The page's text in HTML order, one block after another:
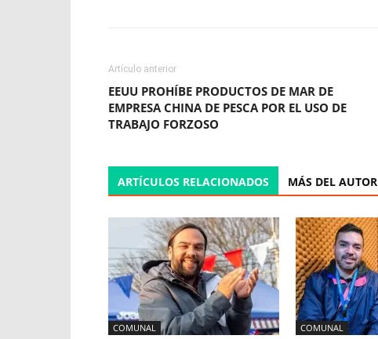
Artículo anterior
EEUU PROHÍBE PRODUCTOS DE MAR DE
EMPRESA CHINA DE PESCA POR EL USO DE
TRABAJO FORZOSO
ARTÍCULOS RELACIONADOS MÁS DEL AUTOR
COMUNAL COMUNAL